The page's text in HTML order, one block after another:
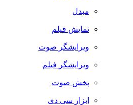
مبدل
نمایش فیلم
ویرایشگر صوت
ویرایشگر فیلم
پخش صوت
ابزار سی دی